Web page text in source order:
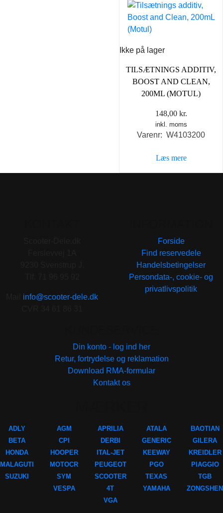
Ikke på lager
TILSÆTNINGS ADDITIV,
BOOST AND CLEAN,
200ML (MOTUL)
148,00 kr.
inkl. moms
Varenr: W4103200
Læs mere
info@scooter-dele.dk
Forside
Find reservedele
Handelsbetingelser
Persondata-, cookie- og
privatlivspolitik
Din konto - log ind her
Retur, fortrydelse og reklamation
Download RMA-formular
Kontakt os
ADLY
BETA
HONDA
MALAGUTI
SUZUKI
AGM
CPI
HOOPER
MOTOCR
SYM
VESPA
APRILIA
DERBI
ITAL-JET
PEUGEOT
SCOOTER
4T
VGA
ATALA
GENERIC
KEEWAY
PGO
TEXAS
YAMAHA
BAOTIAN
GILERA
KREIDLER
PIAGGIO
TGB
ZONGSHEN